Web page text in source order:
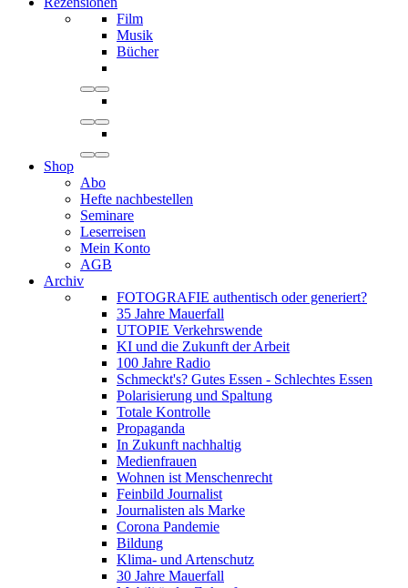
Film
Musik
Bücher
Shop
Abo
Hefte nachbestellen
Seminare
Leserreisen
Mein Konto
AGB
Archiv
FOTOGRAFIE authentisch oder generiert?
35 Jahre Mauerfall
UTOPIE Verkehrswende
KI und die Zukunft der Arbeit
100 Jahre Radio
Schmeckt's? Gutes Essen - Schlechtes Essen
Polarisierung und Spaltung
Totale Kontrolle
Propaganda
In Zukunft nachhaltig
Medienfrauen
Wohnen ist Menschenrecht
Feinbild Journalist
Journalisten als Marke
Corona Pandemie
Bildung
Klima- und Artenschutz
30 Jahre Mauerfall